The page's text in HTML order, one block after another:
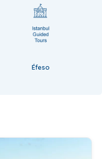
Éfeso